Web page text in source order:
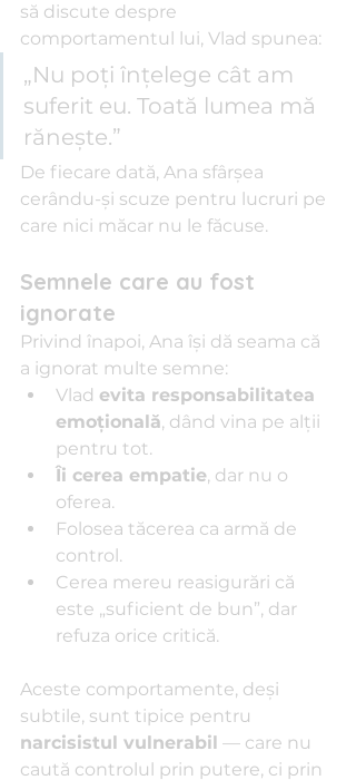
să discute despre
comportamentul lui, Vlad spunea:
„Nu poți înțelege cât am
suferit eu. Toată lumea mă
rănește.”
De fiecare dată, Ana sfârșea
cerându-și scuze pentru lucruri pe
care nici măcar nu le făcuse.
Semnele care au fost
ignorate
Privind înapoi, Ana își dă seama că
a ignorat multe semne:
Vlad evita responsabilitatea
emoțională, dând vina pe alții
pentru tot.
Îi cerea empatie, dar nu o
oferea.
Folosea tăcerea ca armă de
control.
Cerea mereu reasigurări că
este „suficient de bun”, dar
refuza orice critică.
Aceste comportamente, deși
subtile, sunt tipice pentru
narcisistul vulnerabil — care nu
caută controlul prin putere, ci prin